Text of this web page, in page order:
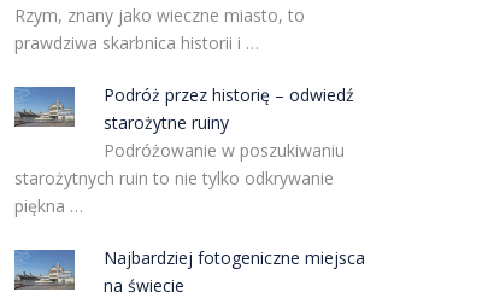
Rzym, znany jako wieczne miasto, to
prawdziwa skarbnica historii i …
Podróż przez historię – odwiedź
starożytne ruiny
Podróżowanie w poszukiwaniu
starożytnych ruin to nie tylko odkrywanie
piękna …
Najbardziej fotogeniczne miejsca
na świecie